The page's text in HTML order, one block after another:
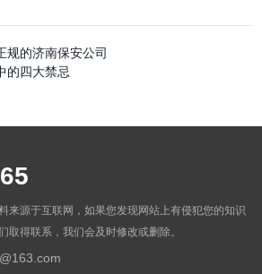
规的济南保安公司
的四大禁忌
来源于互联网，如果您发现网站上有侵犯您的知识
取得联系，我们会及时修改或删除。